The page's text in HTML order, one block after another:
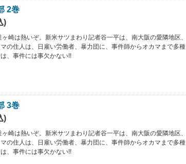
2巻
)
崎は熱いぞ。新米サツまわり記者谷一平は、南大阪の愛隣地区、
の住人は、日雇い労働者、暴力団に、事件師からオカマまで多種
、事件には事欠かない!!
3巻
)
崎は熱いぞ。新米サツまわり記者谷一平は、南大阪の愛隣地区、
の住人は、日雇い労働者、暴力団に、事件師からオカマまで多種
、事件には事欠かない!!